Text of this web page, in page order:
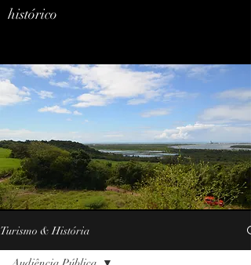
histórico
Turismo & História